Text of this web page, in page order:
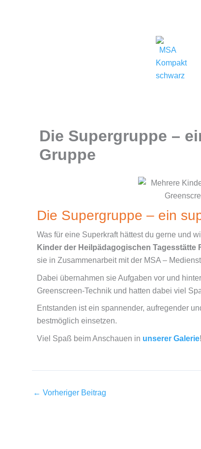
Die Supergruppe –
Gruppe
Die Supergruppe – ein
Was für eine Superkraft hättest du gerne und
Kinder der Heilpädagogischen Tagesstätte
sie in Zusammenarbeit mit der MSA –
Dabei übernahmen sie Aufgaben vor und
Greenscreen-Technik und hatten dabei viel
Entstanden ist ein spannender, aufregender
bestmöglich einsetzen.
Viel Spaß beim Anschauen in unserer Galerie!
← Vorheriger Beitrag